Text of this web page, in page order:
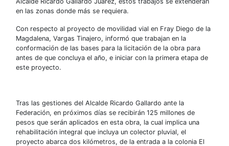
en las zonas donde más se requiera.
Con respecto al proyecto de movilidad vial en Fray Diego de la
Magdalena, Vargas Tinajero, informó que trabajan en la
conformación de las bases para la licitación de la obra para
antes de que concluya el año, e iniciar con la primera etapa de
este proyecto.
Tras las gestiones del Alcalde Ricardo Gallardo ante la
Federación, en próximos días se recibirán 125 millones de
pesos que serán aplicados en esta obra, la cual implica una
rehabilitación integral que incluya un colector pluvial, el
proyecto abarca dos kilómetros, de la entrada a la colonia El